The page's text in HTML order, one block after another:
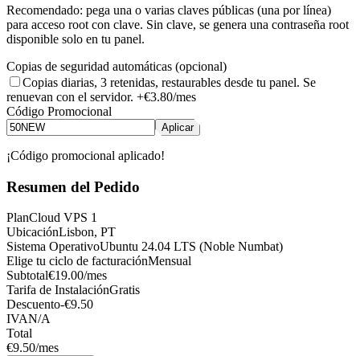
Recomendado: pega una o varias claves públicas (una por línea)
para acceso root con clave. Sin clave, se genera una contraseña root
disponible solo en tu panel.
Copias de seguridad automáticas (opcional)
Copias diarias, 3 retenidas, restaurables desde tu panel. Se
renuevan con el servidor. +€3.80/mes
Código Promocional
Aplicar
¡Código promocional aplicado!
Resumen del Pedido
PlanCloud VPS 1
UbicaciónLisbon, PT
Sistema OperativoUbuntu 24.04 LTS (Noble Numbat)
Elige tu ciclo de facturaciónMensual
Subtotal€19.00/mes
Tarifa de InstalaciónGratis
Descuento-€9.50
IVAN/A
Total
€9.50/mes